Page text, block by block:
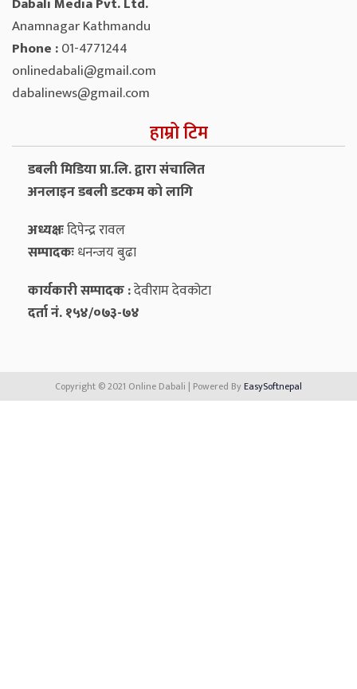
Anamnagar Kathmandu
Phone :01-4771244
onlinedabali@gmail.com
dabalinews@gmail.com
हाम्रो टिम
डबली मिडिया प्रा.लि. द्वारा संचालित
अनलाइन डबली डटकम को लागि
अध्यक्षःदिपेन्द्र रावल
सम्पादकःधनन्‍जय बुढा
कार्यकारी सम्पादक :देवीराम देवकोटा
दर्ता नं. १५४/०७३-७४
Copyright © 2021 Online Dabali | Powered ByEasySoftnepal